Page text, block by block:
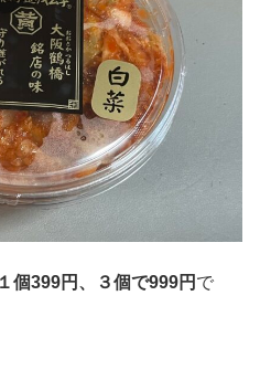
１個399円、３個で999円 で